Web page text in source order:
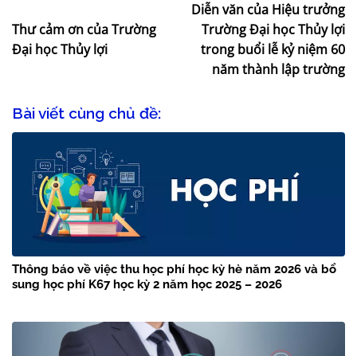
Thư cảm ơn của Trường
Đại học Thủy lợi
Diễn văn của Hiệu trưởng
Trường Đại học Thủy lợi
trong buổi lễ kỷ niệm 60
năm thành lập trường
Bài viết cùng chủ đề:
Thông báo về việc thu học phí học kỳ hè năm 2026 và bổ
sung học phí K67 học kỳ 2 năm học 2025 – 2026